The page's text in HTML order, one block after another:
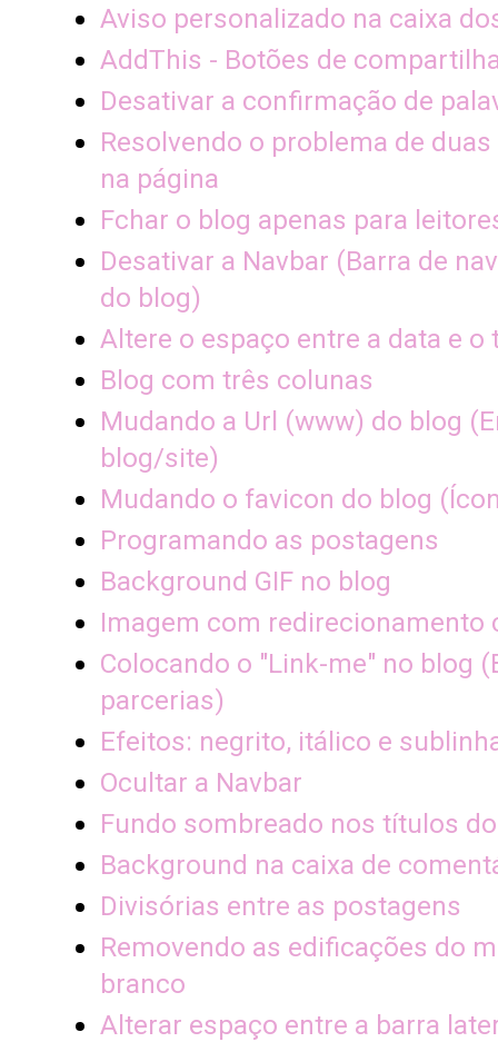
Aviso personalizado na caixa
AddThis - Botões de
Desativar a confirmação de
Resolvendo o problema de
na página
Fchar o blog apenas para
Desativar a Navbar (Barra de
do blog)
Altere o espaço entre a data e
Blog com três colunas
Mudando a Url (www) do blog
blog/site)
Mudando o favicon do blog
Programando as postagens
Background GIF no blog
Imagem com redirecionamento
Colocando o "Link-me" no blog
parcerias)
Efeitos: negrito, itálico e
Ocultar a Navbar
Fundo sombreado nos títulos
Background na caixa de
Divisórias entre as postagens
Removendo as edificações do
branco
Alterar espaço entre a barra